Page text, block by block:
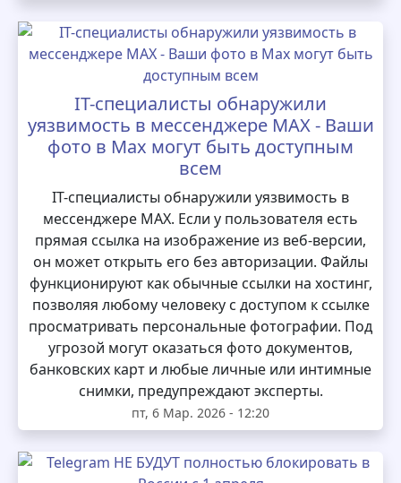
IT-специалисты обнаружили
уязвимость в мессенджере MAX - Ваши
фото в Max могут быть доступным
всем
IT-специалисты обнаружили уязвимость в
мессенджере MAX. Если у пользователя есть
прямая ссылка на изображение из веб-версии,
он может открыть его без авторизации. Файлы
функционируют как обычные ссылки на хостинг,
позволяя любому человеку с доступом к ссылке
просматривать персональные фотографии. Под
угрозой могут оказаться фото документов,
банковских карт и любые личные или интимные
снимки, предупреждают эксперты.
пт, 6 Мар. 2026 - 12:20